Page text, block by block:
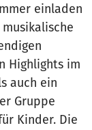
einladen
Highlights im
auch ein
Gruppe
Kinder. Die